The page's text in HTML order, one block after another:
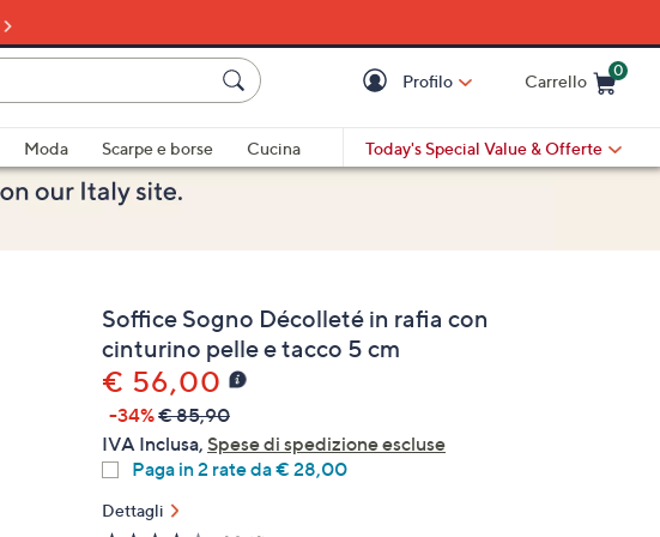
Profilo Carrello
0
Moda Scarpe e borse
Cucina
Today's Special Value & Offerte
Soffice Sogno Décolleté in rafia con
cinturino pelle e tacco 5 cm
€ 56,00
-34%€ 85,90
IVA Inclusa, Spese di spedizione escluse
Paga in 2 rate da € 28,00
Dettagli